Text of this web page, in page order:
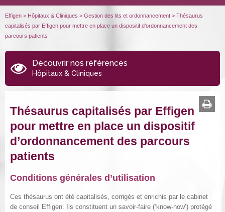
Effigen > Hôpitaux & Cliniques > Gestion des lits et ordonnancement > Thésaurus
capitalisés par Effigen pour mettre en place un dispositif d’ordonnancement des
parcours patients
Découvrir nos références
Hôpitaux & Cliniques
Thésaurus capitalisés par Effigen
pour mettre en place un dispositif
d’ordonnancement des parcours
patients
Conditions générales d’utilisation
Ces thésaurus ont été capitalisés, corrigés et enrichis par le cabinet
de conseil Effigen. Ils constituent un savoir-faire (‘know-how’) protégé